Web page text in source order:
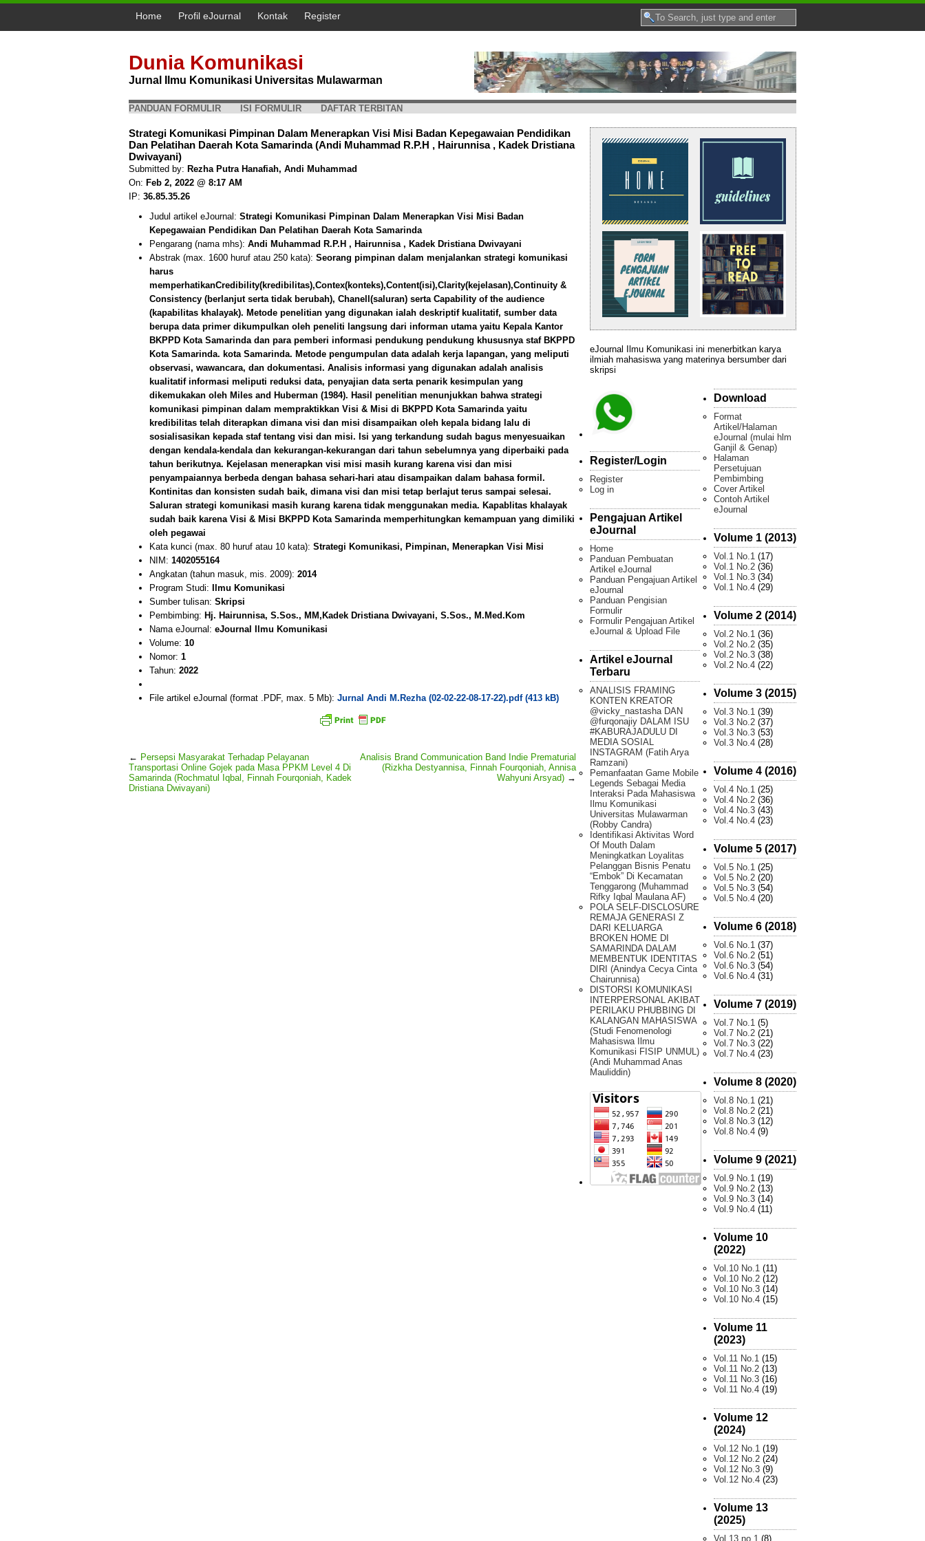
Home Profil eJournal Kontak Register
Dunia Komunikasi
Jurnal Ilmu Komunikasi Universitas Mulawarman
PANDUAN FORMULIR ISI FORMULIR DAFTAR TERBITAN
Strategi Komunikasi Pimpinan Dalam Menerapkan Visi Misi Badan Kepegawaian Pendidikan
Dan Pelatihan Daerah Kota Samarinda (Andi Muhammad R.P.H , Hairunnisa , Kadek Dristiana
Dwivayani)
Submitted by: Rezha Putra Hanafiah, Andi Muhammad
On: Feb 2, 2022 @ 8:17 AM
IP: 36.85.35.26
Judul artikel eJournal: Strategi Komunikasi Pimpinan Dalam Menerapkan Visi Misi Badan
Kepegawaian Pendidikan Dan Pelatihan Daerah Kota Samarinda
Pengarang (nama mhs): Andi Muhammad R.P.H , Hairunnisa , Kadek Dristiana Dwivayani
Abstrak (max. 1600 huruf atau 250 kata): Seorang pimpinan dalam menjalankan strategi komunikasi
harus
memperhatikanCredibility(kredibilitas),Contex(konteks),Content(isi),Clarity(kejelasan),Continuity &
Consistency (berlanjut serta tidak berubah), Chanell(saluran) serta Capability of the audience
(kapabilitas khalayak). Metode penelitian yang digunakan ialah deskriptif kualitatif, sumber data
berupa data primer dikumpulkan oleh peneliti langsung dari informan utama yaitu Kepala Kantor
BKPPD Kota Samarinda dan para pemberi informasi pendukung pendukung khususnya staf BKPPD
Kota Samarinda. kota Samarinda. Metode pengumpulan data adalah kerja lapangan, yang meliputi
observasi, wawancara, dan dokumentasi. Analisis informasi yang digunakan adalah analisis
kualitatif informasi meliputi reduksi data, penyajian data serta penarik kesimpulan yang
dikemukakan oleh Miles and Huberman (1984). Hasil penelitian menunjukkan bahwa strategi
komunikasi pimpinan dalam mempraktikkan Visi & Misi di BKPPD Kota Samarinda yaitu
kredibilitas telah diterapkan dimana visi dan misi disampaikan oleh kepala bidang lalu di
sosialisasikan kepada staf tentang visi dan misi. Isi yang terkandung sudah bagus menyesuaikan
dengan kendala-kendala dan kekurangan-kekurangan dari tahun sebelumnya yang diperbaiki pada
tahun berikutnya. Kejelasan menerapkan visi misi masih kurang karena visi dan misi
penyampaiannya berbeda dengan bahasa sehari-hari atau disampaikan dalam bahasa formil.
Kontinitas dan konsisten sudah baik, dimana visi dan misi tetap berlajut terus sampai selesai.
Saluran strategi komunikasi masih kurang karena tidak menggunakan media. Kapablitas khalayak
sudah baik karena Visi & Misi BKPPD Kota Samarinda memperhitungkan kemampuan yang dimiliki
oleh pegawai
Kata kunci (max. 80 huruf atau 10 kata): Strategi Komunikasi, Pimpinan, Menerapkan Visi Misi
NIM: 1402055164
Angkatan (tahun masuk, mis. 2009): 2014
Program Studi:
Ilmu Komunikasi
Sumber tulisan: Skripsi
Pembimbing: Hj. Hairunnisa, S.Sos., MM,Kadek Dristiana Dwivayani, S.Sos., M.Med.Kom
Nama eJournal: eJournal Ilmu Komunikasi
Volume: 10
Nomor: 1
Tahun: 2022
File artikel eJournal (format .PDF, max. 5 Mb): Jurnal Andi M.Rezha (02-02-22-08-17-22).pdf (413 kB)
← Persepsi Masyarakat Terhadap Pelayanan
Transportasi Online Gojek pada Masa PPKM Level 4 Di
Samarinda (Rochmatul Iqbal, Finnah Fourqoniah, Kadek
Dristiana Dwivayani)
Analisis Brand Communication Band Indie Prematurial
(Rizkha Destyannisa, Finnah Fourqoniah, Annisa
Wahyuni Arsyad) →
eJournal Ilmu Komunikasi ini menerbitkan karya
ilmiah mahasiswa yang materinya bersumber dari
skripsi
Register/Login
Register
Log in
Pengajuan Artikel
eJournal
Home
Panduan Pembuatan
Artikel eJournal
Panduan Pengajuan Artikel
eJournal
Panduan Pengisian
Formulir
Formulir Pengajuan Artikel
eJournal & Upload File
Artikel eJournal
Terbaru
ANALISIS FRAMING
KONTEN KREATOR
@vicky_nastasha DAN
@furqonajiy DALAM ISU
#KABURAJADULU DI
MEDIA SOSIAL
INSTAGRAM (Fatih Arya
Ramzani)
Pemanfaatan Game Mobile
Legends Sebagai Media
Interaksi Pada Mahasiswa
Ilmu Komunikasi
Universitas Mulawarman
(Robby Candra)
Identifikasi Aktivitas Word
Of Mouth Dalam
Meningkatkan Loyalitas
Pelanggan Bisnis Penatu
“Embok” Di Kecamatan
Tenggarong (Muhammad
Rifky Iqbal Maulana AF)
POLA SELF-DISCLOSURE
REMAJA GENERASI Z
DARI KELUARGA
BROKEN HOME DI
SAMARINDA DALAM
MEMBENTUK IDENTITAS
DIRI (Anindya Cecya Cinta
Chairunnisa)
DISTORSI KOMUNIKASI
INTERPERSONAL AKIBAT
PERILAKU PHUBBING DI
KALANGAN MAHASISWA
(Studi Fenomenologi
Mahasiswa Ilmu
Komunikasi FISIP UNMUL)
(Andi Muhammad Anas
Mauliddin)
Download
Format
Artikel/Halaman
eJournal (mulai hlm
Ganjil & Genap)
Halaman
Persetujuan
Pembimbing
Cover Artikel
Contoh Artikel
eJournal
Volume 1 (2013)
Vol.1 No.1 (17)
Vol.1 No.2 (36)
Vol.1 No.3 (34)
Vol.1 No.4 (29)
Volume 2 (2014)
Vol.2 No.1 (36)
Vol.2 No.2 (35)
Vol.2 No.3 (38)
Vol.2 No.4 (22)
Volume 3 (2015)
Vol.3 No.1 (39)
Vol.3 No.2 (37)
Vol.3 No.3 (53)
Vol.3 No.4 (28)
Volume 4 (2016)
Vol.4 No.1 (25)
Vol.4 No.2 (36)
Vol.4 No.3 (43)
Vol.4 No.4 (23)
Volume 5 (2017)
Vol.5 No.1 (25)
Vol.5 No.2 (20)
Vol.5 No.3 (54)
Vol.5 No.4 (20)
Volume 6 (2018)
Vol.6 No.1 (37)
Vol.6 No.2 (51)
Vol.6 No.3 (54)
Vol.6 No.4 (31)
Volume 7 (2019)
Vol.7 No.1 (5)
Vol.7 No.2 (21)
Vol.7 No.3 (22)
Vol.7 No.4 (23)
Volume 8 (2020)
Vol.8 No.1 (21)
Vol.8 No.2 (21)
Vol.8 No.3 (12)
Vol.8 No.4 (9)
Volume 9 (2021)
Vol.9 No.1 (19)
Vol.9 No.2 (13)
Vol.9 No.3 (14)
Vol.9 No.4 (11)
Volume 10
(2022)
Vol.10 No.1 (11)
Vol.10 No.2 (12)
Vol.10 No.3 (14)
Vol.10 No.4 (15)
Volume 11
(2023)
Vol.11 No.1 (15)
Vol.11 No.2 (13)
Vol.11 No.3 (16)
Vol.11 No.4 (19)
Volume 12
(2024)
Vol.12 No.1 (19)
Vol.12 No.2 (24)
Vol.12 No.3 (9)
Vol.12 No.4 (23)
Volume 13
(2025)
Vol.13 no.1 (8)